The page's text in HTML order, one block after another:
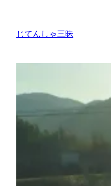
じてんしゃ三昧